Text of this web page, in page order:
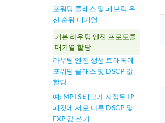
포워딩 클래스 및 패브릭 우
선 순위 대기열
기본 라우팅 엔진 프로토콜
대기열 할당
라우팅 엔진 생성 트래픽에
포워딩 클래스 및 DSCP 값
할당
예: MPLS 태그가 지정된 IP
패킷에 서로 다른 DSCP 및
EXP 값 쓰기